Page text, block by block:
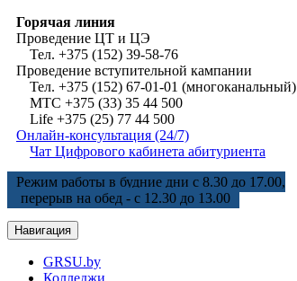
Горячая линия
Проведение ЦТ и ЦЭ
Тел. +375 (152) 39-58-76
Проведение вступительной кампании
Тел. +375 (152) 67-01-01 (многоканальный)
МТС +375 (33) 35 44 500
Life +375 (25) 77 44 500
Онлайн-консультация (24/7)
Чат Цифрового кабинета абитуриента
Режим работы в будние дни с 8.30 до 17.00,
перерыв на обед - с 12.30 до 13.00
Навигация
GRSU.by